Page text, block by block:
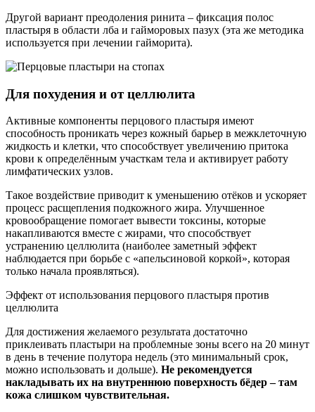
Другой вариант преодоления ринита – фиксация полос
пластыря в области лба и гайморовых пазух (эта же методика
используется при лечении гайморита).
Для похудения и от целлюлита
Активные компоненты перцового пластыря имеют
способность проникать через кожный барьер в межклеточную
жидкость и клетки, что способствует увеличению притока
крови к определённым участкам тела и активирует работу
лимфатических узлов.
Такое воздействие приводит к уменьшению отёков и ускоряет
процесс расщепления подкожного жира. Улучшенное
кровообращение помогает вывести токсины, которые
накапливаются вместе с жирами, что способствует
устранению целлюлита (наиболее заметный эффект
наблюдается при борьбе с «апельсиновой коркой», которая
только начала проявляться).
Эффект от использования перцового пластыря против
целлюлита
Для достижения желаемого результата достаточно
приклеивать пластыри на проблемные зоны всего на 20 минут
в день в течение полутора недель (это минимальный срок,
можно использовать и дольше). Не рекомендуется
накладывать их на внутреннюю поверхность бёдер – там
кожа слишком чувствительная.